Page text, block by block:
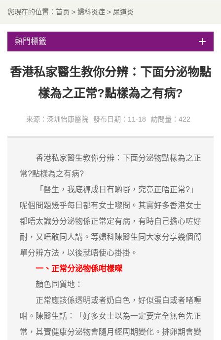
您現在的位置： 首页 > 婦科炎症 > 尿道炎
熱門標籤
香港私家醫生教你分辨：下面分泌物點
樣為之正常?點樣為之有病?
來源：深圳怡康醫院 發布日期：11-18 訪問量：422
香港私家醫生教你分辨：下面分泌物點樣為之正
常?點樣為之有病?
「醫生，我底褲成日有啲嘢，究竟正唔正常?」
呢個問題幾乎每日都有女士嚟問。其實好多香港女士
都唔太識分分泌物係正常定有病，有時自己擔心咗好
耐，又唔敢同人講。等婦科陳醫生同大家分享幾個簡
單分辨方法，以後就唔使心掛掛。
一、正常分泌物係咁樣㗎
顏色同質地：
正常應該係透明或者奶白色，好似蛋白或者啫喱
咁。陳醫生話：「好多女士以為一定要完全無色先正
常，其實健康分泌物會隨月經周期變化。排卵期會變